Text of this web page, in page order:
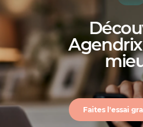
Faites l'essai